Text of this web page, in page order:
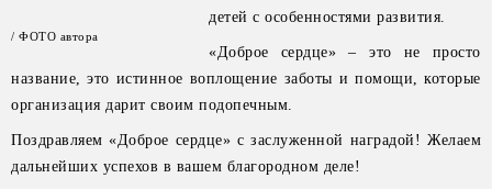
/ ФОТО автора
детей с особенностями развития.
«Доброе сердце» – это не просто
название, это истинное воплощение заботы и помощи, которые
организация дарит своим подопечным.
Поздравляем «Доброе сердце» с заслуженной наградой! Желаем
дальнейших успехов в вашем благородном деле!